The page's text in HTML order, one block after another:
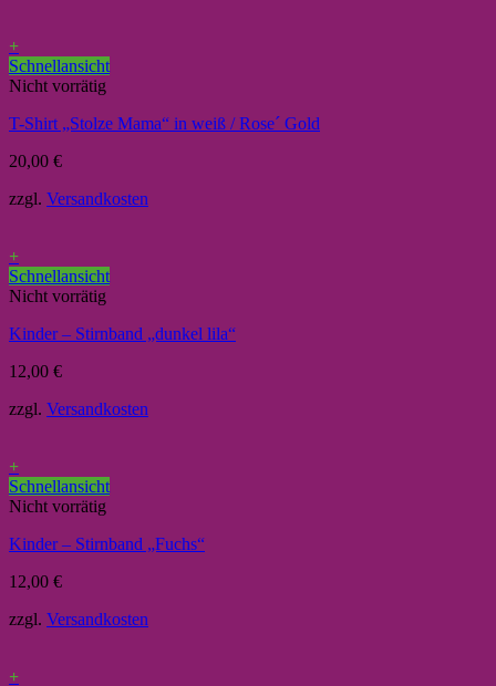
+
Schnellansicht
Nicht vorrätig
T-Shirt „Stolze Mama“ in weiß / Rose´ Gold
20,00 €
zzgl. Versandkosten
+
Schnellansicht
Nicht vorrätig
Kinder – Stirnband „dunkel lila“
12,00 €
zzgl. Versandkosten
+
Schnellansicht
Nicht vorrätig
Kinder – Stirnband „Fuchs“
12,00 €
zzgl. Versandkosten
+